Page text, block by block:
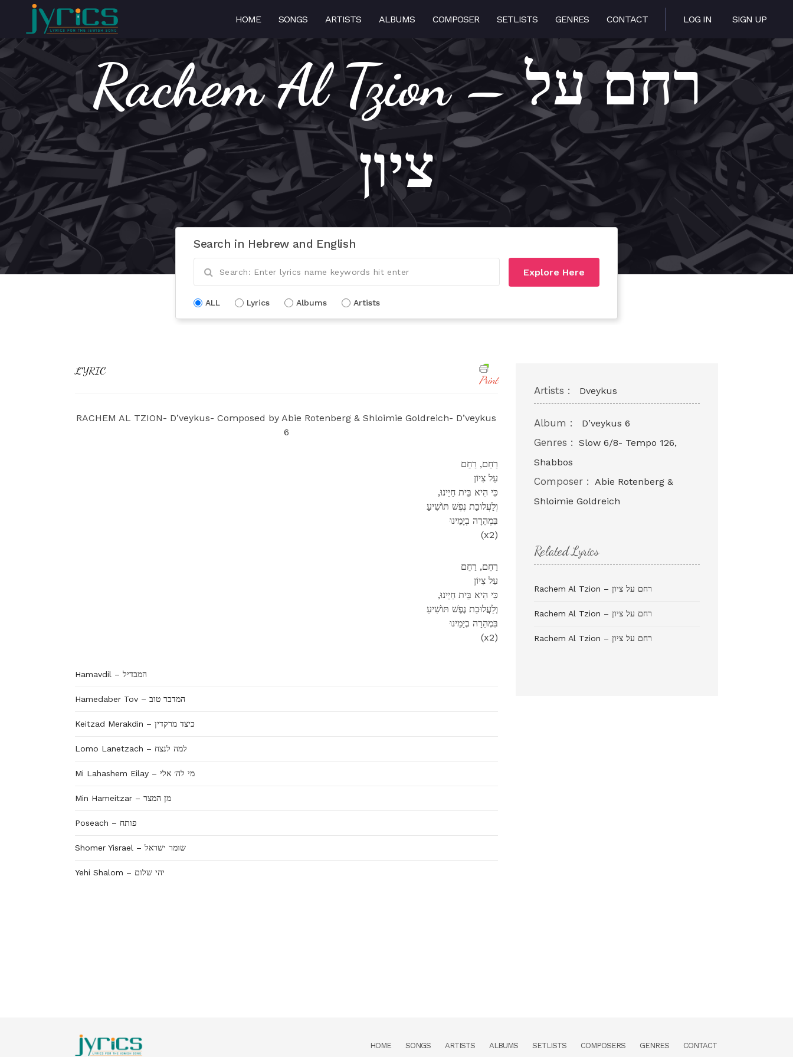
HOME SONGS ARTISTS ALBUMS COMPOSER SETLISTS GENRES CONTACT LOG IN SIGN UP
Rachem Al Tzion – רחם על
ציון
Search in Hebrew and English
Explore Here
ALL Lyrics Albums Artists
LYRIC
Print
RACHEM AL TZION- D’veykus- Composed by Abie Rotenberg & Shloimie Goldreich- D’veykus
6
רַחֵם, רַחֵם
עַל צִיוֹן
,כִּי הִיא בֵּית חַיֵינוּ
וְלַעֲלוּבַת נֶפֶשׁ תּוֹשִׁיעַ
בִּמְהֵרָה בְיָמֵינוּ
(x2)
רַחֵם, רַחֵם
עַל צִיוֹן
,כִּי הִיא בֵּית חַיֵינוּ
וְלַעֲלוּבַת נֶפֶשׁ תּוֹשִׁיעַ
בִּמְהֵרָה בְיָמֵינוּ
(x2)
Hamavdil – המבדיל
Hamedaber Tov – המדבר טוב
Keitzad Merakdin – כיצד מרקדין
Lomo Lanetzach – למה לנצח
Mi Lahashem Eilay – מי לה׳ אלי
Min Hameitzar – מן המצר
Poseach – פותח
Shomer Yisrael – שומר ישראל
Yehi Shalom – יהי שלום
Artists : Dveykus
Album : D’veykus 6
Genres : Slow 6/8- Tempo 126,
Shabbos
Composer :
Abie Rotenberg &
Shloimie Goldreich
Related Lyrics
Rachem Al Tzion – רחם על ציון
Rachem Al Tzion – רחם על ציון
Rachem Al Tzion – רחם על ציון
HOME SONGS ARTISTS ALBUMS SETLISTS COMPOSERS GENRES CONTACT